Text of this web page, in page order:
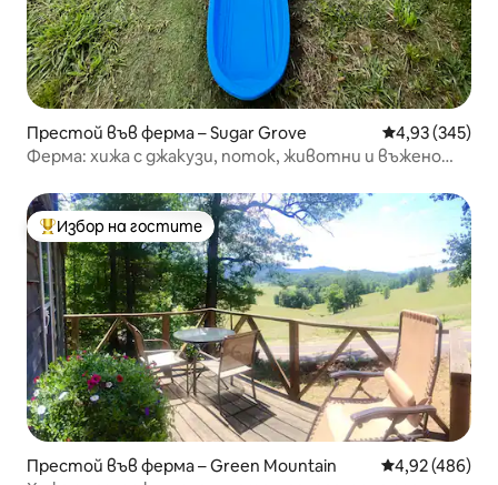
Престой във ферма – Sugar Grove Средна
4,93 (345)
Ферма: хижа с джакузи, поток, животни и въжено
Най-популярен избор на гостите
Избор на гостите
Престой във ферма – Green Mountain Средна
4,92 (486)